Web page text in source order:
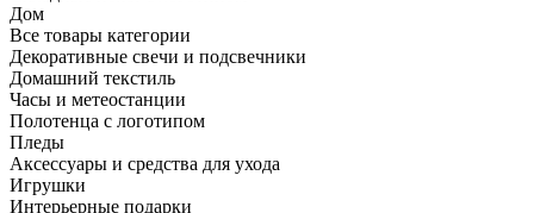
Дом
Все товары категории
Декоративные свечи и подсвечники
Домашний текстиль
Часы и метеостанции
Полотенца с логотипом
Пледы
Аксессуары и средства для ухода
Игрушки
Интерьерные подарки